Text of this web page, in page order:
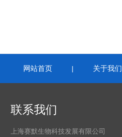
网站首页 | 关于我们
联系我们
上海赛默生物科技发展有限公司